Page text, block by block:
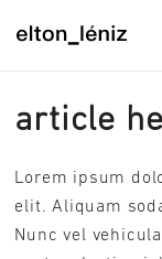
article
Lorem ipsum
elit. Aliquam
Nunc vel